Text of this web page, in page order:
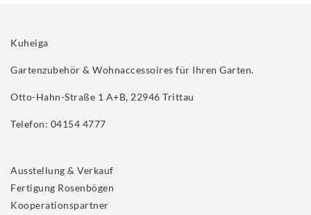
Kuheiga
Gartenzubehör & Wohnaccessoires für Ihren Garten.
Otto-Hahn-Straße 1 A+B, 22946 Trittau
Telefon: 04154 4777
Ausstellung & Verkauf
Fertigung Rosenbögen
Kooperationspartner